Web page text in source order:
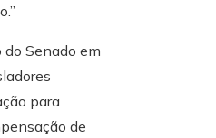
Senado em
para
de